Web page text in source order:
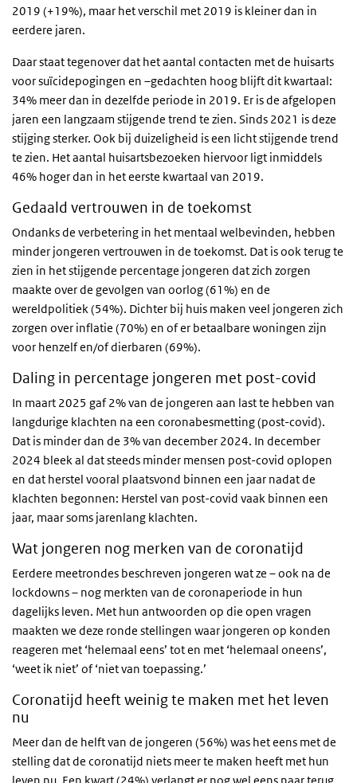
2019 (+19%), maar het verschil met 2019 is kleiner dan in
eerdere jaren.
Daar staat tegenover dat het aantal contacten met de huisarts
voor suïcidepogingen en –gedachten hoog blijft dit kwartaal:
34% meer dan in dezelfde periode in 2019. Er is de afgelopen
jaren een langzaam stijgende trend te zien. Sinds 2021 is deze
stijging sterker. Ook bij duizeligheid is een licht stijgende trend
te zien. Het aantal huisartsbezoeken hiervoor ligt inmiddels
46% hoger dan in het eerste kwartaal van 2019.
Gedaald vertrouwen in de toekomst
Ondanks de verbetering in het mentaal welbevinden, hebben
minder jongeren vertrouwen in de toekomst. Dat is ook terug te
zien in het stijgende percentage jongeren dat zich zorgen
maakte over de gevolgen van oorlog (61%) en de
wereldpolitiek (54%). Dichter bij huis maken veel jongeren zich
zorgen over inflatie (70%) en of er betaalbare woningen zijn
voor henzelf en/of dierbaren (69%).
Daling in percentage jongeren met post-covid
In maart 2025 gaf 2% van de jongeren aan last te hebben van
langdurige klachten na een coronabesmetting (post-covid).
Dat is minder dan de 3% van december 2024. In december
2024 bleek al dat steeds minder mensen post-covid oplopen
en dat herstel vooral plaatsvond binnen een jaar nadat de
klachten begonnen: Herstel van post-covid vaak binnen een
jaar, maar soms jarenlang klachten.
Wat jongeren nog merken van de coronatijd
Eerdere meetrondes beschreven jongeren wat ze – ook na de
lockdowns – nog merkten van de coronaperiode in hun
dagelijks leven. Met hun antwoorden op die open vragen
maakten we deze ronde stellingen waar jongeren op konden
reageren met ‘helemaal eens’ tot en met ‘helemaal oneens’,
‘weet ik niet’ of ‘niet van toepassing.’
Coronatijd heeft weinig te maken met het leven
nu
Meer dan de helft van de jongeren (56%) was het eens met de
stelling dat de coronatijd niets meer te maken heeft met hun